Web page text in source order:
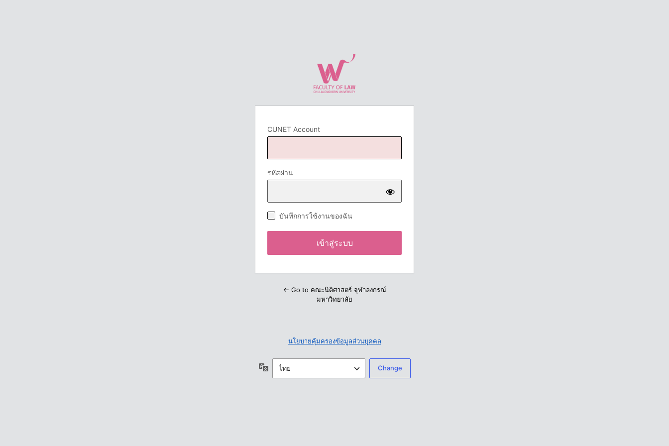
CUNET Account
รหัสผ่าน
บันทึกการใช้งานของฉัน
← Go to คณะนิติศาสตร์ จุฬาลงกรณ์
มหาวิทยาลัย
นโยบายคุ้มครองข้อมูลส่วนบุคคล
ภาษา